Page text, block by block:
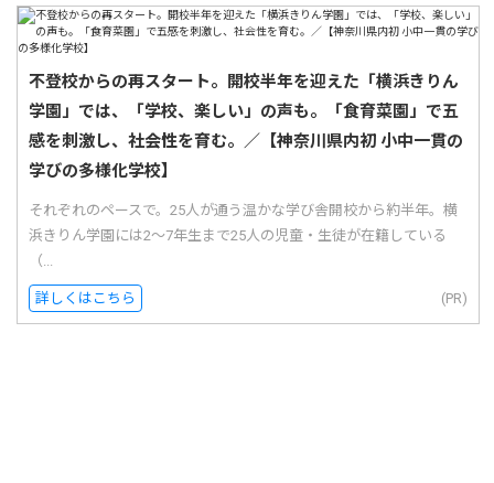
不登校からの再スタート。開校半年を迎えた「横浜きりん
学園」では、「学校、楽しい」の声も。「食育菜園」で五
感を刺激し、社会性を育む。／【神奈川県内初 小中一貫の
学びの多様化学校】
それぞれのペースで。25人が通う温かな学び舎開校から約半年。横
浜きりん学園には2〜7年生まで25人の児童・生徒が在籍している
（...
詳しくはこちら (PR)